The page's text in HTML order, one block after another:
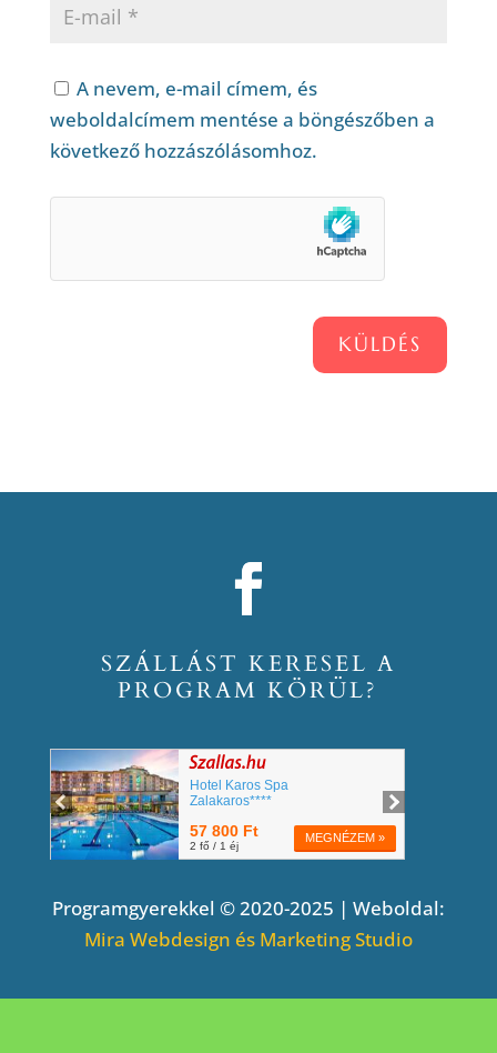
A nevem, e-mail címem, és
weboldalcímem mentése a böngészőben a
következő hozzászólásomhoz.
KÜLDÉS
SZÁLLÁST KERESEL A
PROGRAM KÖRÜL?
Programgyerekkel © 2020-2025 | Weboldal:
Mira Webdesign és Marketing Studio